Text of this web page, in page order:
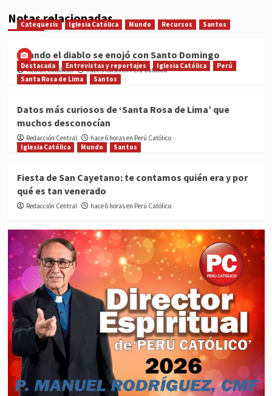
Notas relacionadas
Catequesis Iglesia Católica Mundo Recursos Santos
Cuando el diablo se enojó con Santo Domingo
Medios Católicos hace 5 horas en Perú Católico
Destacada Entrevistas y reportajes Iglesia Católica
Perú
Santa Rosa de Lima
Santos
Datos más curiosos de ‘Santa Rosa de Lima’ que
muchos desconocían
Redacción Central
hace 6 horas en Perú Católico
Iglesia Católica
Mundo Santos
Fiesta de San Cayetano: te contamos quién era y por
qué es tan venerado
Redacción Central hace 6 horas en Perú Católico